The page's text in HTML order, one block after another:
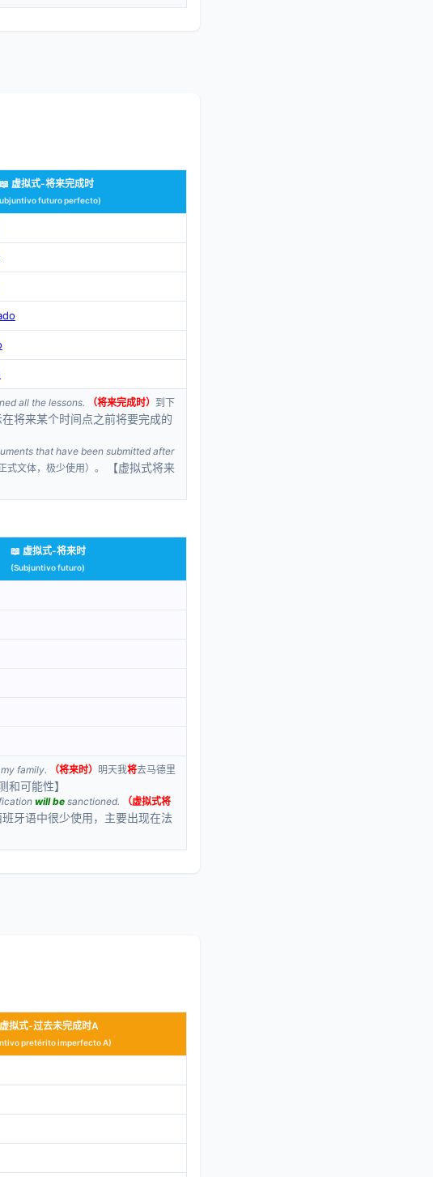
📖 虚拟式-将来完成时
futuro perfecto)
all the lessons. （将来完成时） 到下
将来某个时间点之前将要完成的
that have been submitted after
式文体，极少使用）。
【虚拟式将来
📖 虚拟式-将来时
(Subjuntivo futuro)
family. （将来时） 明天我将去马德里
和可能性】
will be sanctioned.
（虚拟式将
牙语中很少使用，主要出现在法
拟式-过去未完成时A
pretérito imperfecto A)